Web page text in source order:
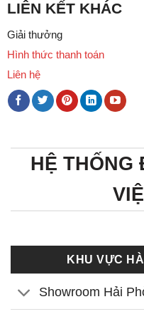
LIÊN KẾT KHÁC
Giải thưởng
Hình thức thanh toán
Liên hệ
HỆ THỐNG
KHU VỰC
Showroom Hải